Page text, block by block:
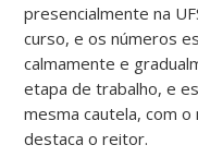
presencialmente na
curso, e os números
calmamente e
etapa de trabalho, e
mesma cautela, com
destaca o reitor.